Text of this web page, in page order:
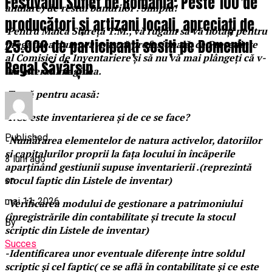
anulare) de restul bunurilor . Simplu!
Pentru Maica Stareță T.M., vă rugăm să vă notați pentru
pregătirea dumneavoastră profesională, ca Președinte
al Comisiei de Inventariere și să nu vă mai plângeți că v-
am alterat imaginea.
Temă pentru acasă:
1.Ce este inventarierea și de ce se face?
-Numărarea elementelor de natura activelor, datoriilor
și capitalurilor proprii la fața locului în încăperile
aparținând gestiunii supuse inventarierii .(reprezintă
stocul faptic din Listele de inventar)
-Verificarea modului de gestionare a patrimoniului
(înregistrările din contabilitate și trecute la stocul
scriptic din Listele de inventar)
-Identificarea unor eventuale diferențe între soldul
scriptic și cel faptic( ce se află în contabilitate și ce este
producători și artizani locali, apreciați de
25.000 de participanți sosiți pe Domeniul
Regal Săvârșin
Published
3 luni ago
on
mai 11, 2026
By
Succes